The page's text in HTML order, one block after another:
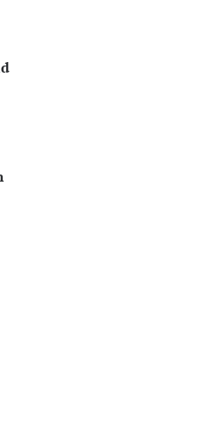
Rp660
Alkes
WIB